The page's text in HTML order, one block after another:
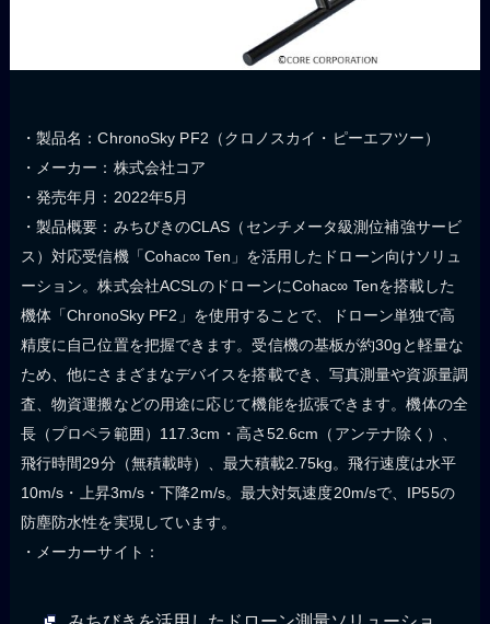
・製品名：ChronoSky PF2（クロノスカイ・ピーエフツー）
・メーカー：株式会社コア
・発売年月：2022年5月
・製品概要：みちびきのCLAS（センチメータ級測位補強サービ
ス）対応受信機「Cohac∞ Ten」を活用したドローン向けソリュ
ーション。株式会社ACSLのドローンにCohac∞ Tenを搭載した
機体「ChronoSky PF2」を使用することで、ドローン単独で高
精度に自己位置を把握できます。受信機の基板が約30gと軽量な
ため、他にさまざまなデバイスを搭載でき、写真測量や資源量調
査、物資運搬などの用途に応じて機能を拡張できます。機体の全
長（プロペラ範囲）117.3cm・高さ52.6cm（アンテナ除く）、
飛行時間29分（無積載時）、最大積載2.75kg。飛行速度は水平
10m/s・上昇3m/s・下降2m/s。最大対気速度20m/sで、IP55の
防塵防水性を実現しています。
・メーカーサイト：